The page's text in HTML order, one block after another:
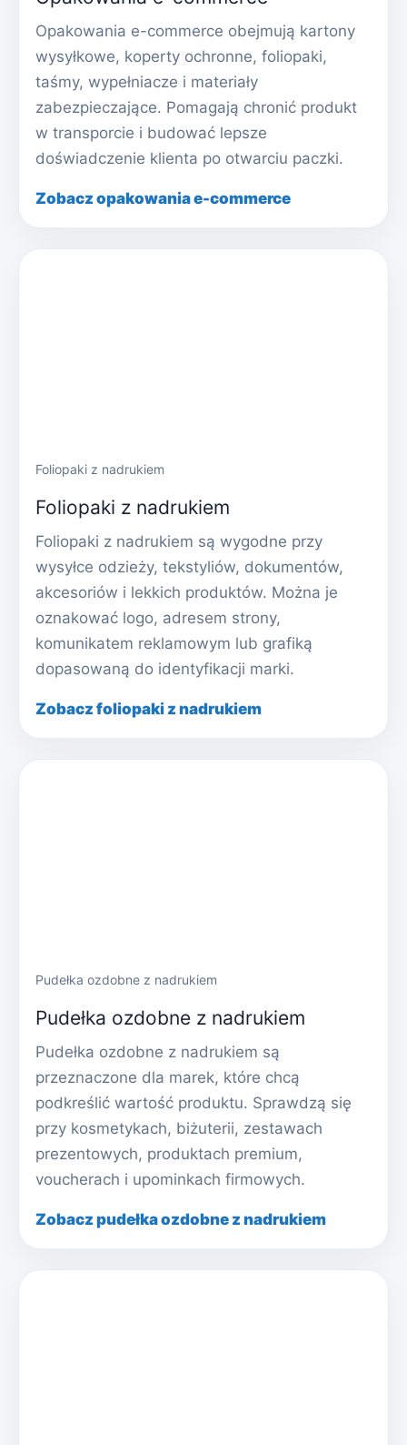
Opakowania e-commerce obejmują kartony
wysyłkowe, koperty ochronne, foliopaki,
taśmy, wypełniacze i materiały
zabezpieczające. Pomagają chronić produkt
w transporcie i budować lepsze
doświadczenie klienta po otwarciu paczki.
Zobacz opakowania e-commerce
Foliopaki z nadrukiem
Foliopaki z nadrukiem
Foliopaki z nadrukiem są wygodne przy
wysyłce odzieży, tekstyliów, dokumentów,
akcesoriów i lekkich produktów. Można je
oznakować logo, adresem strony,
komunikatem reklamowym lub grafiką
dopasowaną do identyfikacji marki.
Zobacz foliopaki z nadrukiem
Pudełka ozdobne z nadrukiem
Pudełka ozdobne z nadrukiem
Pudełka ozdobne z nadrukiem są
przeznaczone dla marek, które chcą
podkreślić wartość produktu. Sprawdzą się
przy kosmetykach, biżuterii, zestawach
prezentowych, produktach premium,
voucherach i upominkach firmowych.
Zobacz pudełka ozdobne z nadrukiem